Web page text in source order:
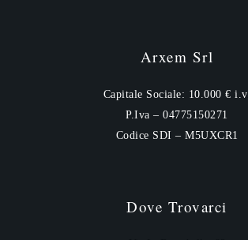
Arxem Srl
Capitale Sociale: 10.000 € i.v.
P.Iva – 04775150271
Codice SDI – M5UXCR1
Dove Trovarci